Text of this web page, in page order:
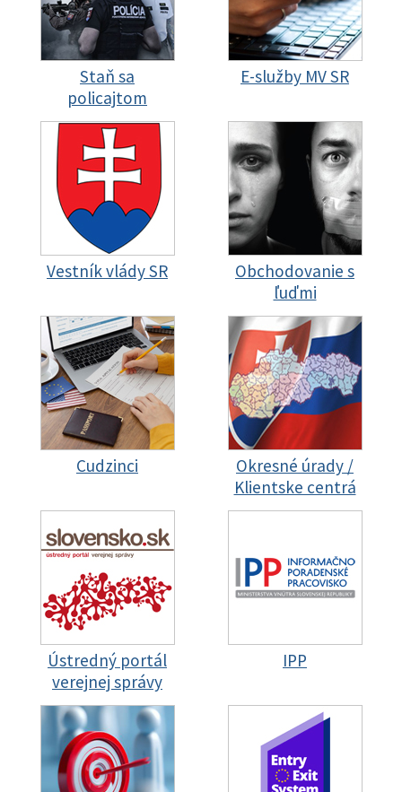
Staň sa
policajtom
E-služby MV SR
Vestník vlády SR
Obchodovanie s
ľuďmi
Cudzinci
Okresné úrady /
Klientske centrá
Ústredný portál
verejnej správy
IPP